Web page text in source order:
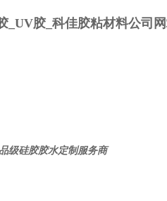
_UV胶_科佳胶粘材料公司
级硅胶胶水定制服务商